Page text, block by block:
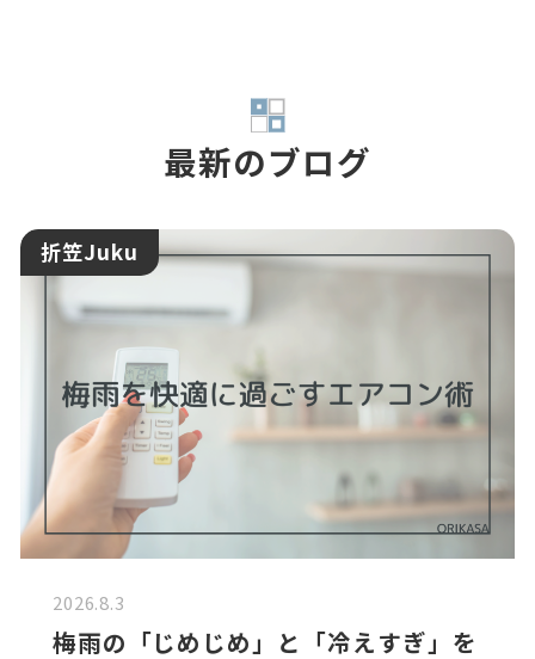
最新のブログ
折笠Juku
2026.8.3
梅雨の「じめじめ」と「冷えすぎ」を